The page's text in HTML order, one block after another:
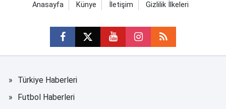
Anasayfa Künye İletişim Gizlilik İlkeleri
Türkiye Haberleri
Futbol Haberleri